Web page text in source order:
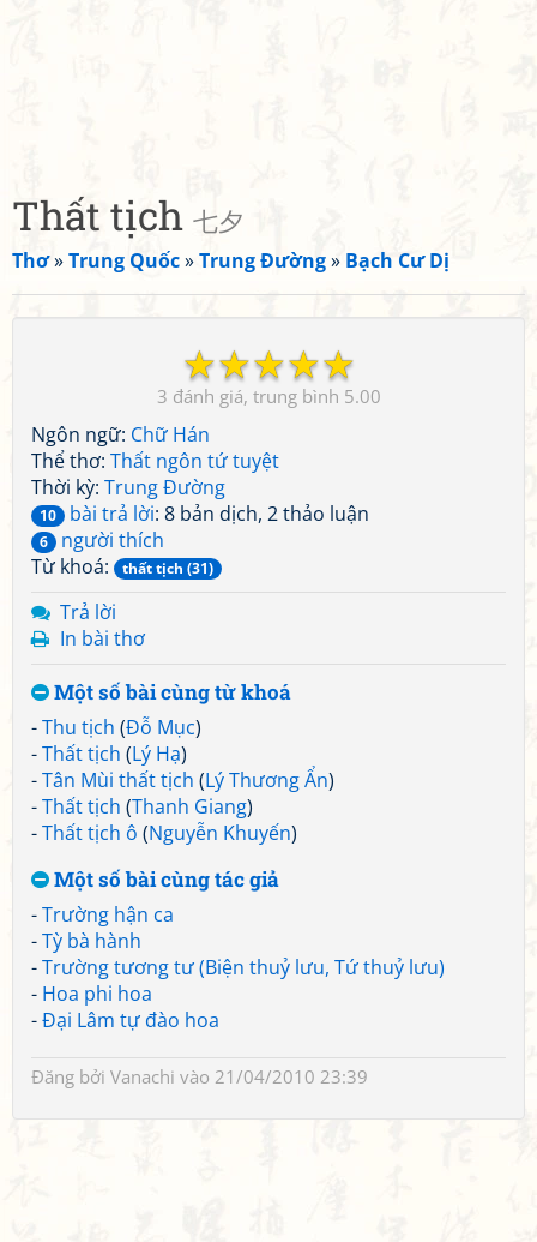
Thất tịch 七夕
Thơ»Trung Quốc»Trung Đường» Bạch Cư Dị
☆
☆
☆
☆
☆
3 5.00
Ngôn ngữ: Chữ Hán
Thể thơ: Thất ngôn tứ tuyệt
Thời kỳ: Trung Đường
10 bài trả lời: 8 bản dịch, 2 thảo luận
6
người thích
Từ khoá:
thất tịch (31)
Trả lời
In bài thơ
Một số bài cùng từ khoá
-Thu tịch (Đỗ Mục)
-Thất tịch (Lý Hạ)
-Tân Mùi thất tịch (Lý Thương Ẩn)
-Thất tịch (Thanh Giang)
-Thất tịch ô (Nguyễn Khuyến)
Một số bài cùng tác giả
-Trường hận ca
-Tỳ bà hành
-Trường tương tư (Biện thuỷ lưu, Tứ thuỷ lưu)
- Hoa phi hoa
-Đại Lâm tự đào hoa
Đăng bởi Vanachi vào 21/04/2010 23:39